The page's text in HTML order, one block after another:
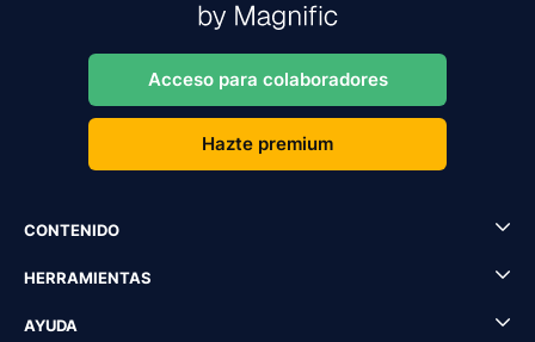
Acceso para colaboradores
Hazte premium
CONTENIDO
HERRAMIENTAS
AYUDA